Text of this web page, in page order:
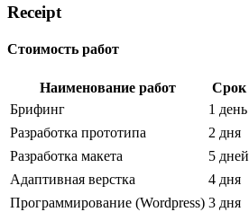
Receipt
Стоимость работ
Наименование работ Срок
Брифинг
1 день
Разработка прототипа
2 дня
Разработка макета
5 дней
Адаптивная верстка
4 дня
Программирование (Wordpress) 3 дня